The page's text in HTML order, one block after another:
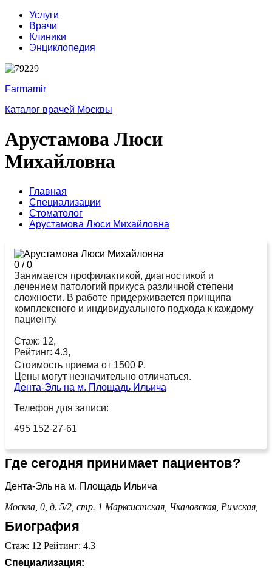
Услуги
Врачи
Клиники
Энциклопедия
Farmamir
Каталог врачей Москвы
Арустамова Люси
Михайловна
Главная
Специализации
Стоматолог
Арустамова Люси Михайловна
0 /0
Занимается профилактикой, диагностикой и
лечением патологий прикуса различной степени
сложности. В работе придерживается принципа
комплексного и индивидуального подхода к каждому
пациенту.
Стаж: 12,
Рейтинг: 4.3,
Стоимость приема от 1500 ₽.
Цены могут незначительно отличаться.
Дента-Эль на м. Площадь Ильича
Телефон для записи:
495 152-27-61
Где сегодня принимает пациентов?
Дента-Эль на м. Площадь Ильича
Москва, 0, д. 5/2, стр. 1 Марксистская, Чкаловская, Римская,
Биография
Стаж: 12 Рейтинг: 4.3
Специализация: